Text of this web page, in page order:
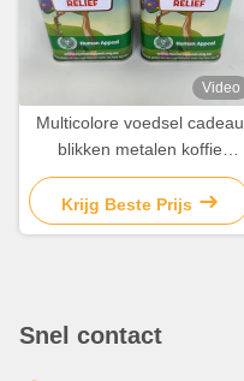
Video
Multicolore voedsel cadeau
blikken metalen koffie
blikken thee en suiker
blikken
Krijg Beste Prijs
Snel contact